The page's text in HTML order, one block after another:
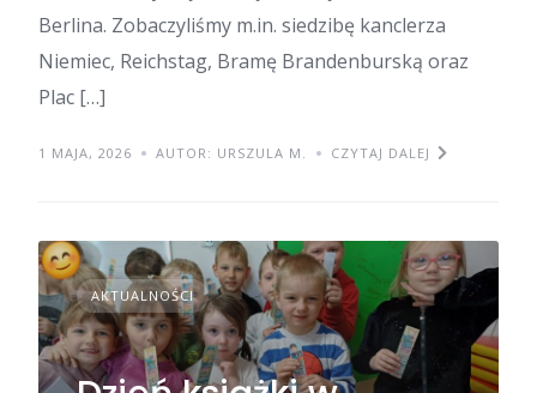
Berlina. Zobaczyliśmy m.in. siedzibę kanclerza
Niemiec, Reichstag, Bramę Brandenburską oraz
Plac […]
1 MAJA, 2026 AUTOR: URSZULA M. CZYTAJ DALEJ
AKTUALNOŚCI